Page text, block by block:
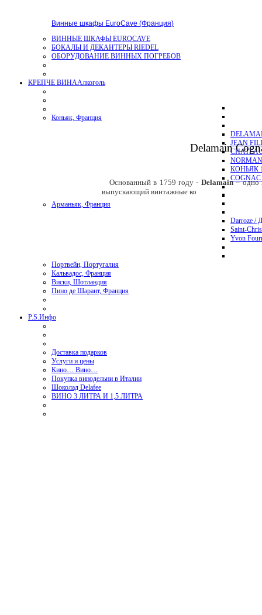
Винные шкафы EuroCave (Франция)
ВИННЫЕ ШКАФЫ EUROCAVE
БОКАЛЫ И ДЕКАНТЕРЫ RIEDEL
ОБОРУДОВАНИЕ ВИННЫХ ПОГРЕБОВ
КРЕПЧЕ ВИНААлкоголь
Коньяк, Франция
JEAN
КОНЬЯК
Арманьяк, Франция
Darroze /
Saint-
Yvon
Портвейн, Португалия
Кальвадос, Франция
Виски, Шотландия
Пино де Шарант, Франция
P.S.Инфо
Доставка подарков
Услуги и цены
Кино… Вино…
Покупка винодельни в Италии
Шоколад Delafee
ВИНО 3 ЛИТРА И 1,5 ЛИТРА
Delamain
Основанный в 1759 году - Delamain– одно
выпускающий винтажные ко